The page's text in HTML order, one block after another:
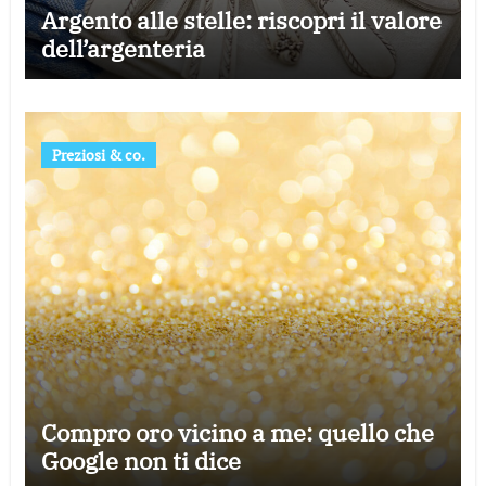
Argento alle stelle: riscopri il valore
dell’argenteria
Preziosi & co.
Compro oro vicino a me: quello che
Google non ti dice